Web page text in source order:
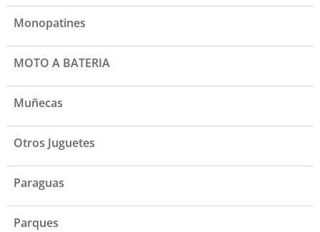
Monopatines
MOTO A BATERIA
Muñecas
Otros Juguetes
Paraguas
Parques